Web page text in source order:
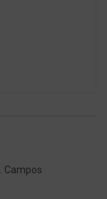
Campos